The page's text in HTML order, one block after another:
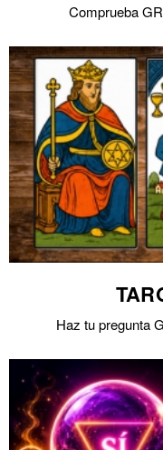
Comprueba
Haz tu pregunta